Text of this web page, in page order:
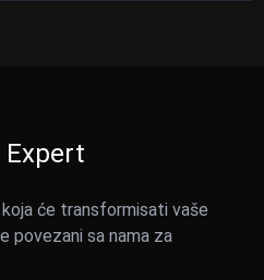
Expert
će transformisati vaše
povezani sa nama za